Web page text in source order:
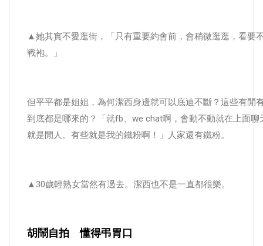
▲她其實不愛逛街，「只有重要約會前，會稍微逛逛，看要
戰袍。」
但平平都是姐姐，為何潔西身邊就可以底迪不斷？這些有閒
到底都是哪來的？「就fb、we chat啊，會動不動就在上面聊
就是閒人。有些就是我的鐵粉啊！」人家還有鐵粉。
▲30歲輕熟女當然有過去。潔西也不是一直都很樂。
胡鬧自拍 懂得弔胃口